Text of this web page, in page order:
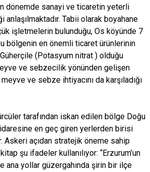
dönemde sanayi ve ticaretin yeterli
Tabii olarak boyahane
işletmelerin bulunduğu, Os köyünde 7
bölgenin en önemli ticaret ürünlerinin
(Potasyum nitrat ) olduğu
ve sebzecilik yönünden gelişen
meyve ve sebze ihtiyacını da karşıladığı
tarafından iskan edilen bölge Doğu
idaresine en geç giren yerlerden birisi
Askeri açıdan stratejik öneme sahip
şu ifadeler kullanılıyor: “Erzurum’un
ana yollar güzergahında şirin bir ilçe